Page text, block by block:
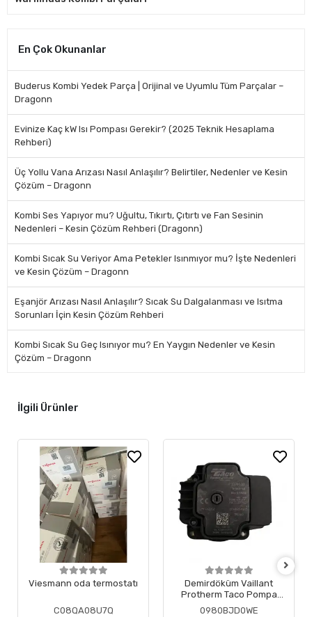
En Çok Okunanlar
Buderus Kombi Yedek Parça | Orijinal ve Uyumlu Tüm Parçalar –
Dragonn
Evinize Kaç kW Isı Pompası Gerekir? (2025 Teknik Hesaplama
Rehberi)
Üç Yollu Vana Arızası Nasıl Anlaşılır? Belirtiler, Nedenler ve Kesin
Çözüm – Dragonn
Kombi Ses Yapıyor mu? Uğultu, Tıkırtı, Çıtırtı ve Fan Sesinin
Nedenleri – Kesin Çözüm Rehberi (Dragonn)
Kombi Sıcak Su Veriyor Ama Petekler Isınmıyor mu? İşte Nedenleri
ve Kesin Çözüm – Dragonn
Eşanjör Arızası Nasıl Anlaşılır? Sıcak Su Dalgalanması ve Isıtma
Sorunları İçin Kesin Çözüm Rehberi
Kombi Sıcak Su Geç Isınıyor mu? En Yaygın Nedenler ve Kesin
Çözüm – Dragonn
İlgili Ürünler
Viesmann oda termostatı
C08QA08U7Q
Demirdöküm Vaillant
Protherm Taco Pompa
Motoru ( Revizyonlu )
0980BJD0WE